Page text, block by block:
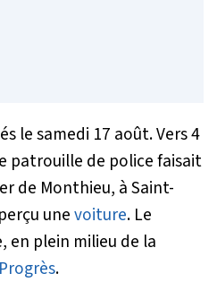
le samedi 17 août. Vers 4
patrouille de police faisait
de Monthieu, à Saint-
unevoiture. Le
en plein milieu de la
.